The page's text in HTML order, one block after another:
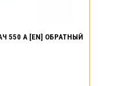
АЧ 550 А [EN] ОБРАТНЫЙ